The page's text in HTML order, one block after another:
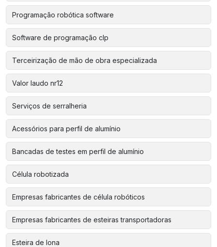
Programação robótica software
Software de programação clp
Terceirização de mão de obra especializada
Valor laudo nr12
Serviços de serralheria
Acessórios para perfil de alumínio
Bancadas de testes em perfil de alumínio
Célula robotizada
Empresas fabricantes de célula robóticos
Empresas fabricantes de esteiras transportadoras
Esteira de lona